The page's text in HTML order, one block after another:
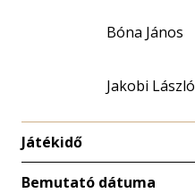
Bóna János
Jakobi László
Játékidő
Bemutató dátuma